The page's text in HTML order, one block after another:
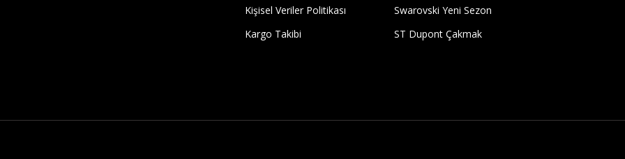
Kişisel Veriler Politikası
Kargo Takibi
Swarovski Yeni Sezon
ST Dupont Çakmak